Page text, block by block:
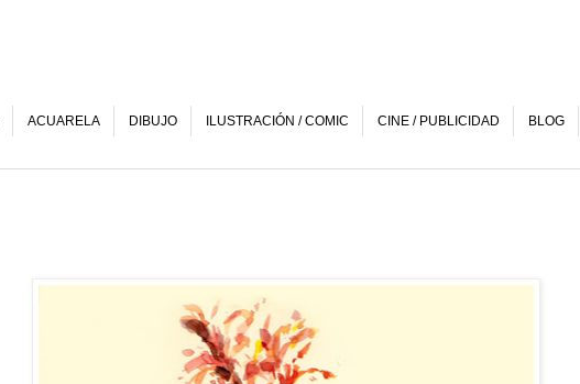
ACUARELA DIBUJO ILUSTRACIÓN / COMIC CINE / PUBLICIDAD BLOG